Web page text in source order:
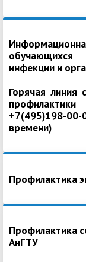
инфекции и
Горячая линия
+7(495)198-
времени)
Профилактика
Профилактика
АнГТУ